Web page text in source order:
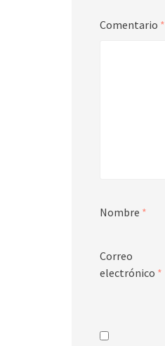
Comentario *
Nombre *
Correo
electrónico *